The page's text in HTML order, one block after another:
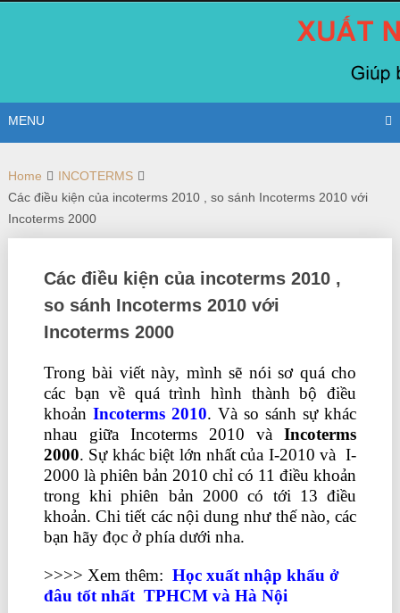
MENU
Home
INCOTERMS
Các điều kiện của incoterms 2010 , so sánh Incoterms 2010 với
Incoterms 2000
Các điều kiện của incoterms 2010 ,
so sánh Incoterms 2010 với
Incoterms 2000
Trong bài viết này, mình sẽ nói sơ quá cho
các bạn về quá trình hình thành bộ điều
khoản Incoterms 2010. Và so sánh sự khác
nhau giữa Incoterms 2010 và Incoterms
2000. Sự khác biệt lớn nhất của I-2010 và I-
2000 là phiên bản 2010 chỉ có 11 điều khoản
trong khi phiên bản 2000 có tới 13 điều
khoản. Chi tiết các nội dung như thế nào, các
bạn hãy đọc ở phía dưới nha.
>>>> Xem thêm: Học xuất nhập khẩu ở
đâu tốt nhất TPHCM và Hà Nội